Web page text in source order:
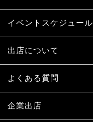
イベントスケジュール
出店について
よくある質問
企業出店